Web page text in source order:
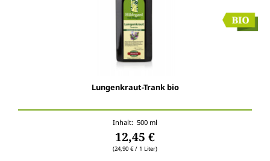
Lungenkraut-Trank bio
Inhalt: 500 ml
12,45 €
(24,90 € / 1 Liter)